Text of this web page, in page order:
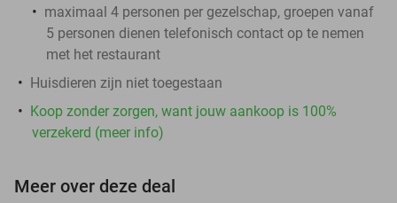
maximaal 4 personen per gezelschap, groepen vanaf
5 personen dienen telefonisch contact op te nemen
met het restaurant
Huisdieren zijn niet toegestaan
Koop zonder zorgen, want jouw aankoop is 100%
verzekerd (meer info)
Meer over deze deal